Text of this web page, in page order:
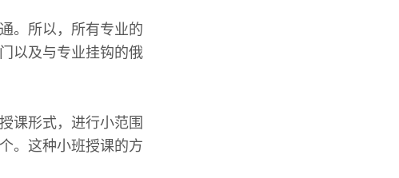
。所以，所有专业的
以及与专业挂钩的俄
课形式，进行小范围
。这种小班授课的方